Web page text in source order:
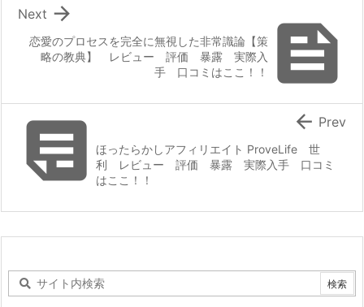

恋愛のプロセスを完全に無視した非常識論【策
略の教典】 レビュー 評価 暴露 実際入
手 口コミはここ！！

Next
ほったらかしアフィリエイト ProveLife 世
利 レビュー 評価 暴露 実際入手 口コミ
はここ！！
 Prev